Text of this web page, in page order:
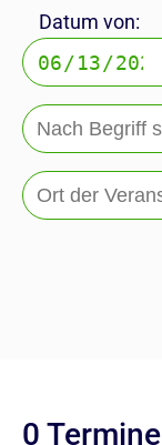
Datum von:
0 Termine